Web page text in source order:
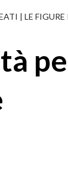
| LE FIGURE